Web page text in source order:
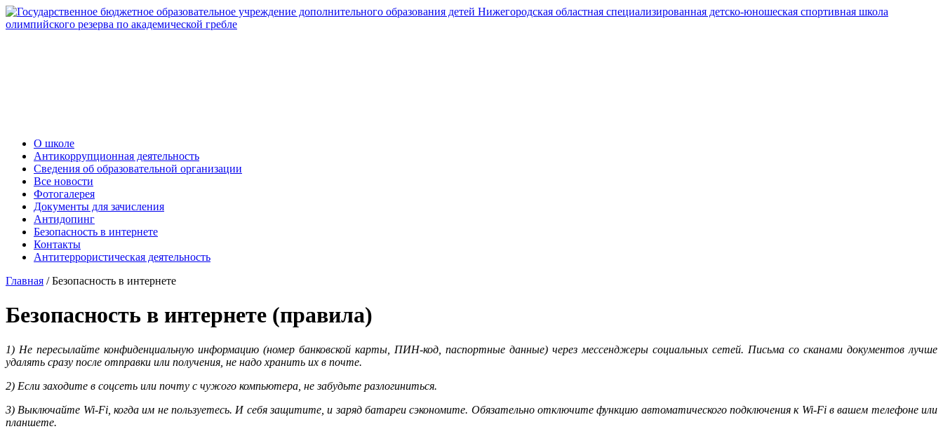
О школе
Антикоррупционная деятельность
Сведения об образовательной организации
Все новости
Фотогалерея
Документы для зачисления
Антидопинг
Безопасность в интернете
Контакты
Антитеррористическая деятельность
Главная /Безопасность в интернете
Безопасность в интернете (правила)
1) Не пересылайте конфиденциальную информацию (номер банковской карты, ПИН-код, паспортные данные) через мессенджеры социальных сетей. Письма со сканами документов лучше
удалять сразу после отправки или получения, не надо хранить их в почте.
2) Если заходите в соцсеть или почту с чужого компьютера, не забудьте разлогиниться.
3) Выключайте Wi-Fi, когда им не пользуетесь. И себя защитите, и заряд батареи сэкономите. Обязательно отключите функцию автоматического подключения к Wi-Fi в вашем телефоне или
планшете.